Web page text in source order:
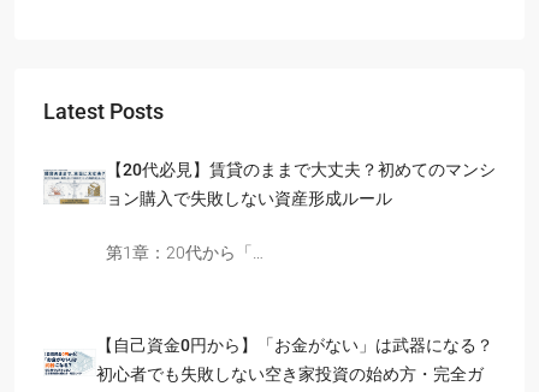
Latest Posts
【20代必見】賃貸のままで大丈夫？初めてのマンシ
ョン購入で失敗しない資産形成ルール
第1章：20代から「…
【自己資金0円から】「お金がない」は武器になる？
初心者でも失敗しない空き家投資の始め方・完全ガ